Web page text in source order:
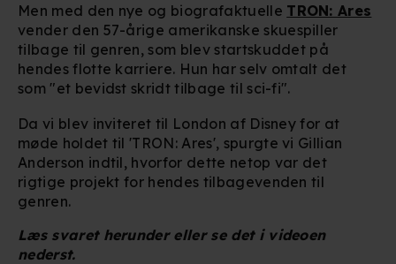
Men med den nye og biografaktuelle TRON: Ares
vender den 57-årige amerikanske skuespiller
tilbage til genren, som blev startskuddet på
hendes flotte karriere. Hun har selv omtalt det
som "et bevidst skridt tilbage til sci-fi".
Da vi blev inviteret til London af Disney for at
møde holdet til 'TRON: Ares', spurgte vi Gillian
Anderson indtil, hvorfor dette netop var det
rigtige projekt for hendes tilbagevenden til
genren.
Læs svaret herunder eller se det i videoen
nederst.